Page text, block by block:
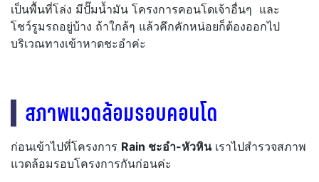
เป็นพื้นที่โล่ง มีปั๊มน้ำมัน โครงการคอนโดเจ้าอื่นๆ และ
โชว์รูมรถอยู่บ้าง ถ้าใกล้ๆ แล้วคึกคักหน่อยก็ต้องออกไป
บริเวณทางเข้าหาดชะอำค่ะ
สภาพแวดล้อมรอบคอนโด
ก่อนเข้าไปที่โครงการ Rain ชะอำ-หัวหินเราไปสำรวจสภาพ
แวดล้อมรอบโครงการกันก่อนค่ะ